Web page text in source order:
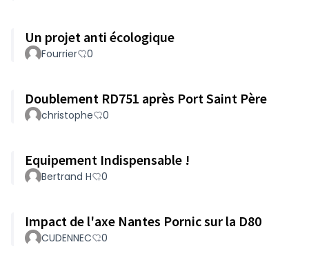
Un projet anti écologique
Fourrier 0
Doublement RD751 après Port Saint Père
christophe 0
Equipement Indispensable !
Bertrand H 0
Impact de l'axe Nantes Pornic sur la D80
CUDENNEC 0